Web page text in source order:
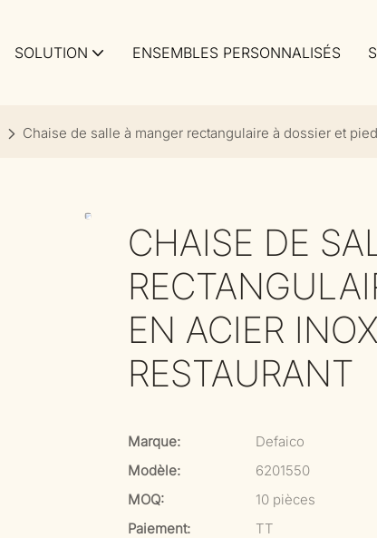
SOLUTION ENSEMBLES PERSONNALISÉS
Chaise de salle à manger rectangulaire à dossier et
CHAISE DE
EN ACIER
RESTAURANT
Marque:
Defaico
Modèle:
6201550
MOQ:
10 pièces
Paiement:
TT